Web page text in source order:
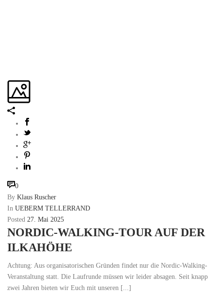
0
By Klaus Ruscher
In UEBERM TELLERRAND
Posted 27. Mai 2025
NORDIC-WALKING-TOUR AUF DER
ILKAHÖHE
Achtung: Aus organisatorischen Gründen findet nur die Nordic-Walking-
Veranstaltung statt. Die Laufrunde müssen wir leider absagen. Seit knapp
zwei Jahren bieten wir Euch mit unseren [...]